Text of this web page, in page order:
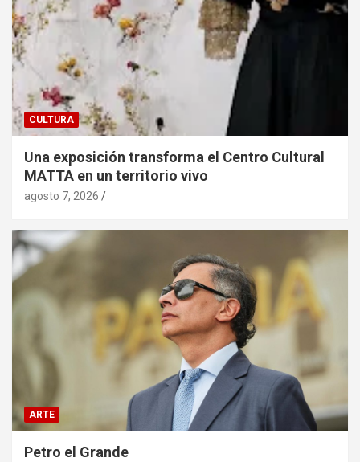
CULTURA
Una exposición transforma el Centro Cultural
MATTA en un territorio vivo
agosto 7, 2026
ARTE
Petro el Grande